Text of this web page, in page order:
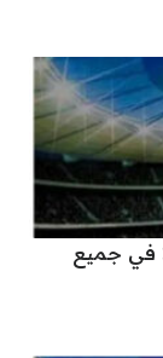
مواعيد مباريات اليوم السبت 13-12-2025 في جميع